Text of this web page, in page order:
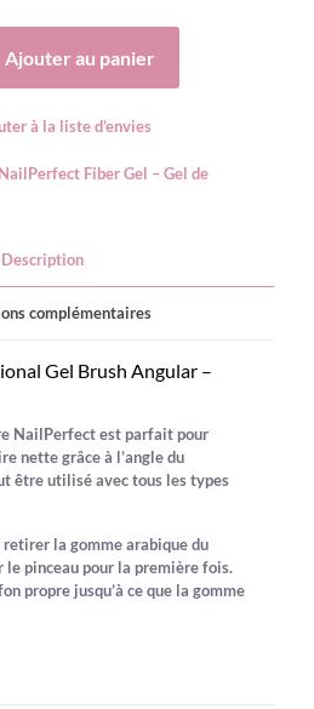
Ajouter au panier
à la liste d’envies
NailPerfect Fiber Gel – Gel de
Description
complémentaires
Gel Brush Angular –
NailPerfect est parfait pour
nette grâce à l’angle du
être utilisé avec tous les types
la gomme arabique du
le pinceau pour la première fois.
propre jusqu’à ce que la gomme